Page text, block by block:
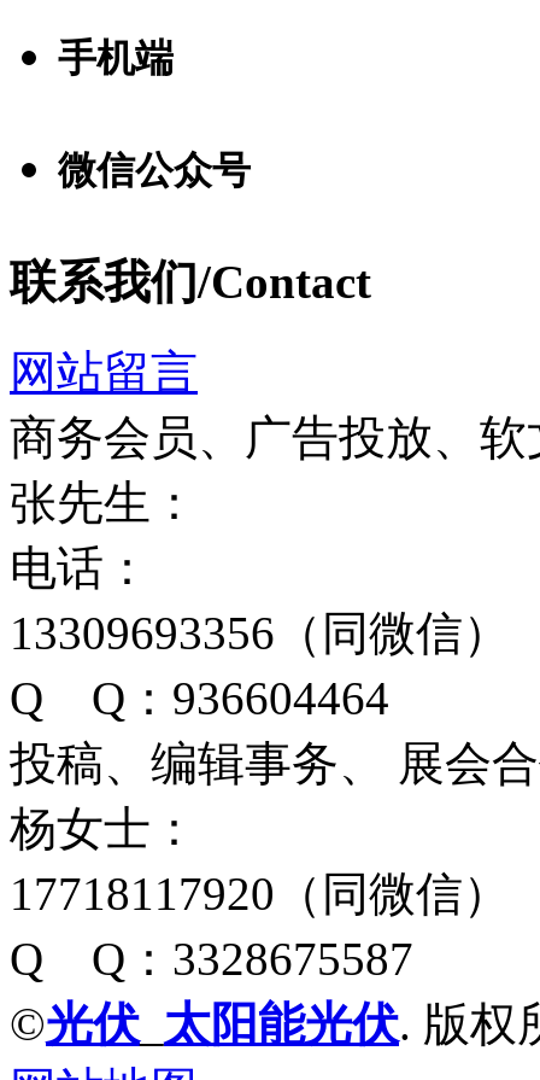
手机端
微信公众号
联系我们/Contact
网站留言
商务会员、广告投放、软
张先生：
电话：
13309693356（同微信）
Q Q：936604464
投稿、编辑事务、 展会
杨女士：
17718117920（同微信）
Q Q：3328675587
©光伏 太阳能光伏. 版权